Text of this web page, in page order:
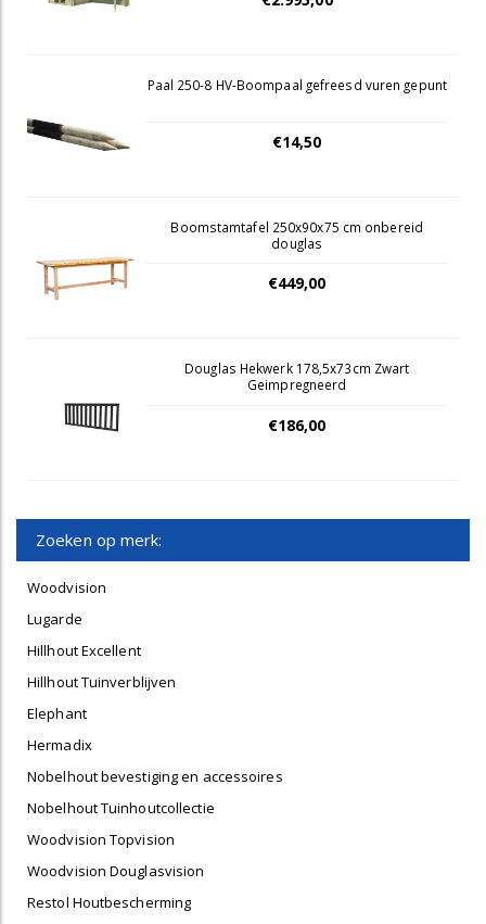
Paal 250-8 HV-Boompaal gefreesd vuren gepunt
€14,50
Boomstamtafel 250x90x75 cm onbereid
douglas
€449,00
Douglas Hekwerk 178,5x73cm Zwart
Geimpregneerd
€186,00
Zoeken op merk:
Woodvision
Lugarde
Hillhout Excellent
Hillhout Tuinverblijven
Elephant
Hermadix
Nobelhout bevestiging en accessoires
Nobelhout Tuinhoutcollectie
Woodvision Topvision
Woodvision Douglasvision
Restol Houtbescherming